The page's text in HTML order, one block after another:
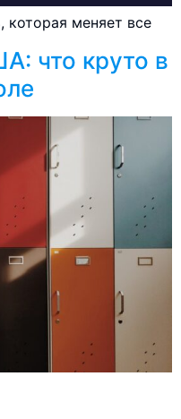
которая меняет все
что круто в